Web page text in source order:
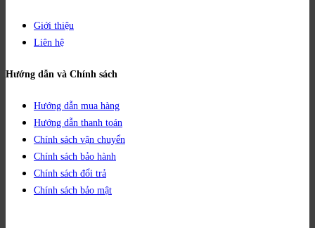
Giới thiệu
Liên hệ
Hướng dẫn và Chính sách
Hướng dẫn mua hàng
Hướng dẫn thanh toán
Chính sách vận chuyển
Chính sách bảo hành
Chính sách đổi trả
Chính sách bảo mật